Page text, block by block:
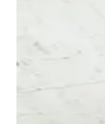
Happy D.2 浴室
11 种柜体表面可
指纹涂层。 壁挂
的存储空间。拉
Happy D.2 系列